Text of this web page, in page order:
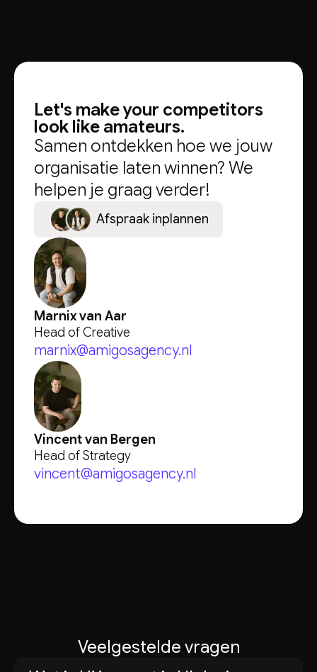
Let's make your competitors
look like amateurs.
Samen ontdekken hoe we jouw
organisatie laten winnen? We
helpen je graag verder!
Afspraak inp annen
Marnix van Aar
Head of Creative
marnix@amigosagency.nl
Vincent van Bergen
Head of Strategy
vincent@amigosagency.nl
Veelgestelde vragen